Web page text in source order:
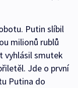
Putin slíbil
milionů rublů
vyhlásil smutek
Jde o první
Putina do